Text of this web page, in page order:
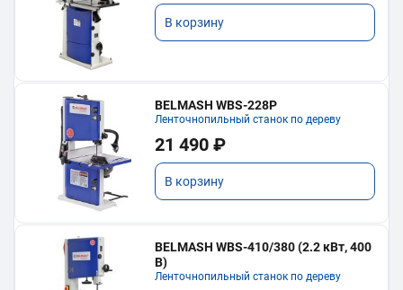
В корзину
BELMASH WBS-228P
Ленточнопильный станок по дереву
21 490 ₽
В корзину
BELMASH WBS-410/380 (2.2 кВт, 400
В)
Ленточнопильный станок по дереву